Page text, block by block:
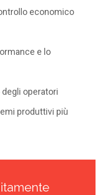
economico
e lo
operatori
produttivi più